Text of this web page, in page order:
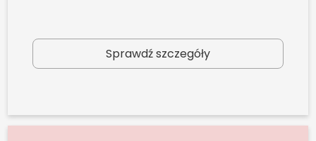
Sprawdź szczegóły